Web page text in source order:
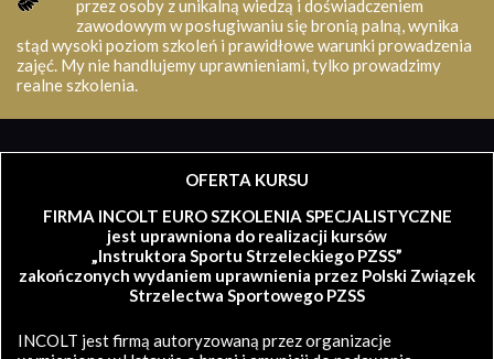
przez osoby z unikalną wiedzą i doświadczeniem
zawodowym w posługiwaniu się bronią palną, wynika
stąd wysoki poziom szkoleń i prawidłowe warunki prowadzenia
zajęć. My nie handlujemy uprawnieniami, tylko prowadzimy
realne szkolenia.
OFERTA KURSU
FIRMA INCOLT EURO SZKOLENIA SPECJALISTYCZNE
jest uprawniona do realizacji kursów
„Instruktora Sportu Strzeleckiego PZSS”
zakończonych wydaniem uprawnienia przez Polski Związek
Strzelectwa Sportowego PZSS
INCOLT jest firmą autoryzowaną przez organizacje